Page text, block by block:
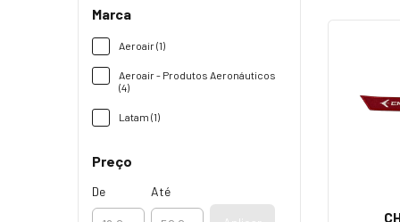
Marca
Aeroair (1)
Aeroair - Produtos Aeronáuticos
(4)
Latam (1)
Preço
De Até